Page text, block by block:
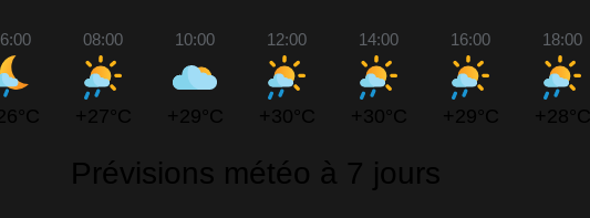
08:00
+27°C
10:00
+29°C
12:00
+30°C
14:00
+30°C
16:00
+29°C
18:00
+28°C
Prévisions météo à 7 jours